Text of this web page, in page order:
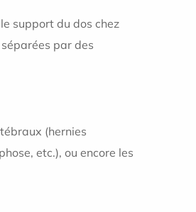
support du dos chez
par des
(hernies
etc.), ou encore les